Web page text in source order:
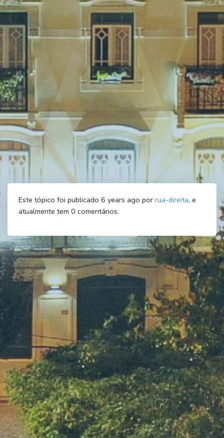
Este tópico foi publicado 6 years ago por rua-direita, e
atualmente tem 0 comentários.